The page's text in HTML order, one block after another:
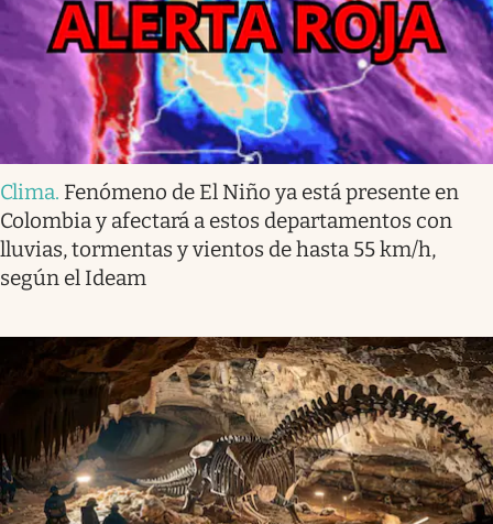
Clima. Fenómeno de El Niño ya está presente en
Colombia y afectará a estos departamentos con
lluvias, tormentas y vientos de hasta 55 km/h,
según el Ideam